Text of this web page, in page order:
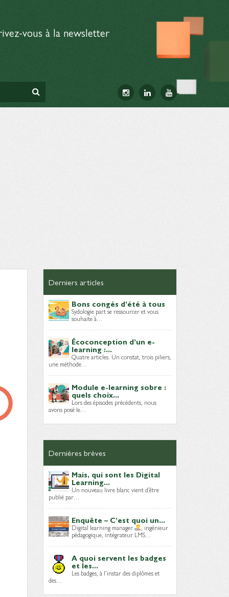
vous à la newsletter
Derniers articles
Bons congés d’été à tous
Sydologie part se ressourcer et vous
souhaite à…
Écoconception d’un e-
learning :...
Quatre articles. Un constat, trois piliers,
une méthode…
Module e-learning sobre :
quels choix...
Lors des épisodes précédents, nous
avons posé le…
Dernières brèves
Mais, qui sont les Digital
Learning...
Un nouveau livre blanc vient d’être
publié par…
Enquête – C’est quoi un...
Digital learning manager , ingénieur
pédagogique, intégrateur LMS…
A quoi servent les badges
et les...
Les badges, à l’instar des diplômes et
des…